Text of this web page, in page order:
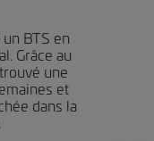
BTS en
Grâce au
une
et
dans la